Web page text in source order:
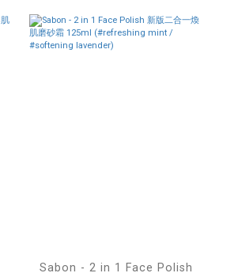
Sabon - 2 in 1 Face Polish